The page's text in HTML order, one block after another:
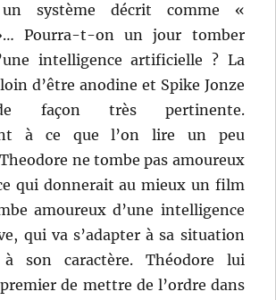
un système décrit comme «
Pourra-t-on un jour tomber
intelligence artificielle ? La
d’être anodine et Spike Jonze
façon très pertinente.
à ce que l’on lire un peu
ne tombe pas amoureux
qui donnerait au mieux un film
amoureux d’une intelligence
qui va s’adapter à sa situation
à son caractère. Théodore lui
de mettre de l’ordre dans